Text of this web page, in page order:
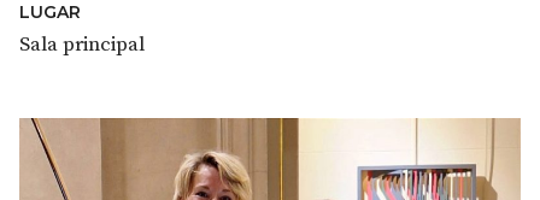
LUGAR
Sala principal